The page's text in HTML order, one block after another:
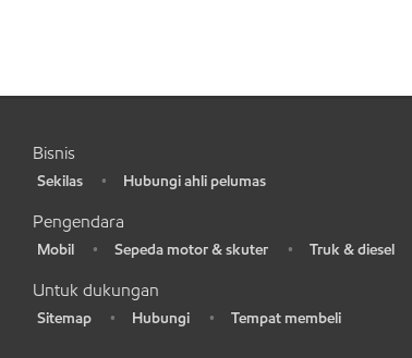
Bisnis
Sekilas • Hubungi ahli pelumas
Pengendara
Mobil • Sepeda motor & skuter • Truk & diesel
Untuk dukungan
Sitemap • Hubungi • Tempat membeli